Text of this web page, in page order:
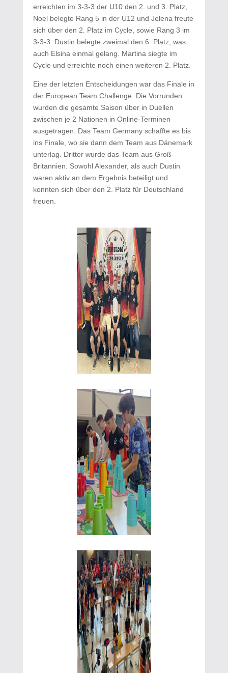
erreichten im 3-3-3 der U10 den 2. und 3. Platz,
Noel belegte Rang 5 in der U12 und Jelena freute
sich über den 2. Platz im Cycle, sowie Rang 3 im
3-3-3. Dustin belegte zweimal den 6. Platz, was
auch Elsina einmal gelang. Martina siegte im
Cycle und erreichte noch einen weiteren 2. Platz.
Eine der letzten Entscheidungen war das Finale in
der European Team Challenge. Die Vorrunden
wurden die gesamte Saison über in Duellen
zwischen je 2 Nationen in Online-Terminen
ausgetragen. Das Team Germany schaffte es bis
ins Finale, wo sie dann dem Team aus Dänemark
unterlag. Dritter wurde das Team aus Groß
Britannien. Sowohl Alexander, als auch Dustin
waren aktiv an dem Ergebnis beteiligt und
konnten sich über den 2. Platz für Deutschland
freuen.